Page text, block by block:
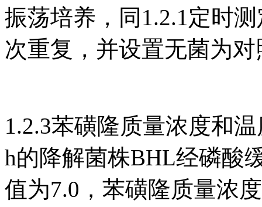
振荡培养，同1.2.1定时
次重复，并设置无菌为对
1.2.3苯磺隆质量浓度和
h的降解菌株BHL经磷酸
值为7.0，苯磺隆质量浓